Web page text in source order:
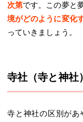
次第です。この夢と
境がどのように変化
っていきましょう。
寺社（寺と神
寺と神社の区別があ